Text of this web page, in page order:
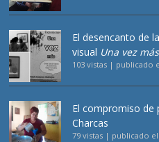
El desencanto de
visual Una vez más
103 vistas | publicado
El compromiso de
Charcas
79 vistas | publicado el